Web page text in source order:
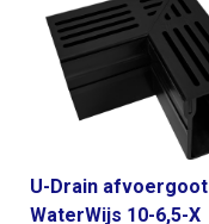
U-Drain afvoergoot
WaterWijs 10-6,5-X